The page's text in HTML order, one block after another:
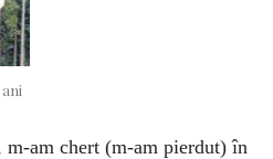
am chert (m-am pier­dut) în